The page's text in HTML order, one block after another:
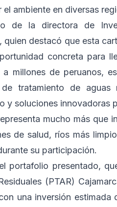
ambiente en diversas
de la directora de
quien destacó que esta
concreta para
millones de peruanos,
tratamiento de aguas
y soluciones innovadoras
mucho más que
de salud, ríos más
su participación.
portafolio presentado,
(PTAR)
una inversión estimada